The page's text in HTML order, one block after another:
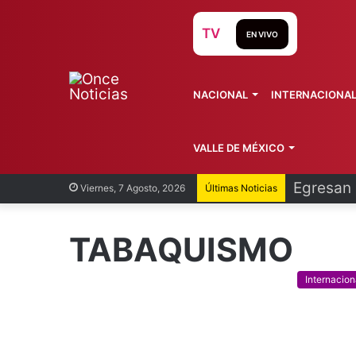
Viernes, 7 Agosto, 2026 Últimas Noticias
TV EN VIVO
NACIONAL INTERNACIONAL
VALLE DE MÉXICO
TABAQUISMO